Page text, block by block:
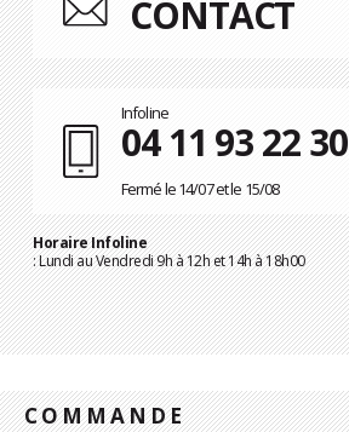
CONTACT
Infoline
04 11 93 22 30
Fermé le 14/07 et le 15/08
Horaire Infoline
: Lundi au Vendredi 9h à 12h et 14h à 18h00
COMMANDE